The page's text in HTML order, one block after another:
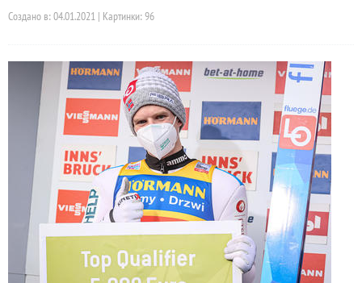
Создано в: 04.01.2021 | Картинки: 96